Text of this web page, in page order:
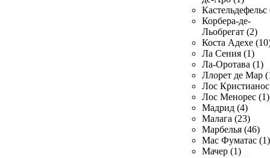
Кастельдефельс
Корбера-де-
Льобрегат (2)
Коста Адехе
Ла Сения (1)
Ла-Оротава (1)
Ллорет де Мар
Лос
Лос Менорес (1)
Мадрид (4)
Малага (23)
Марбелья (46)
Мас Фуматас (1)
Мачер (1)